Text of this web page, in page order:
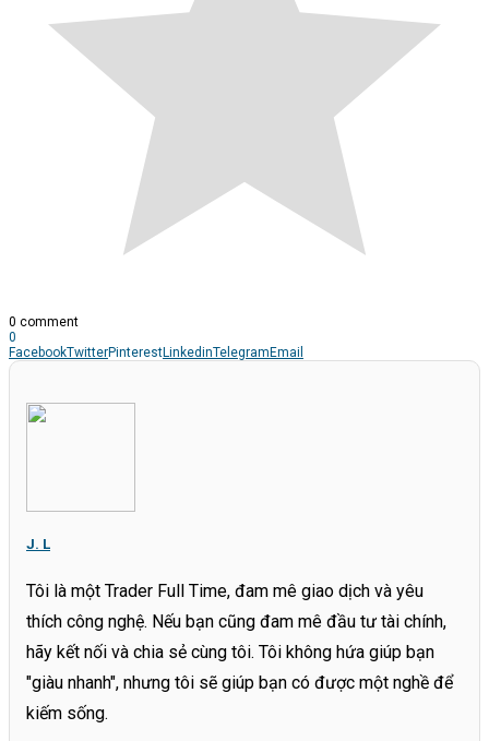
0 comment
0
FacebookTwitterPinterestLinkedinTelegramEmail
J. L
Tôi là một Trader Full Time, đam mê giao dịch và yêu
thích công nghệ. Nếu bạn cũng đam mê đầu tư tài chính,
hãy kết nối và chia sẻ cùng tôi. Tôi không hứa giúp bạn
"giàu nhanh", nhưng tôi sẽ giúp bạn có được một nghề để
kiếm sống.